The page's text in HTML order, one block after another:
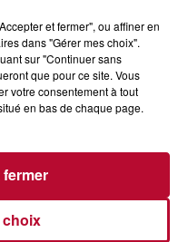
» INVESTIT
le spectacle « Le Rêve
romain les 6,
et fermer", ou affiner en
dans "Gérer mes choix".
sur "Continuer sans
que pour ce site. Vous
votre consentement à tout
en bas de chaque page.
choix